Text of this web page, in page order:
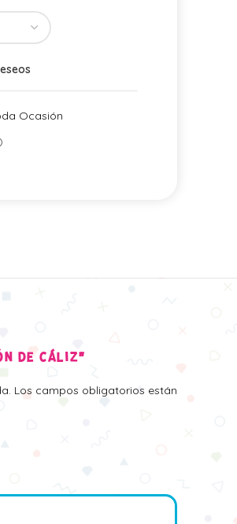
Ocasión
DE CÁLIZ”
Los campos obligatorios están